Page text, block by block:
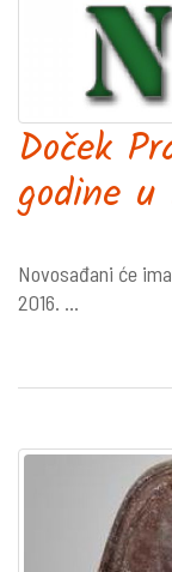
Doček
godine u
Novosađani će
2016. ...